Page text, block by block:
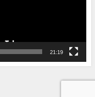
21:19